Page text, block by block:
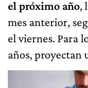
el próximo año,
mes anterior,
el viernes. Para
años, proyectan